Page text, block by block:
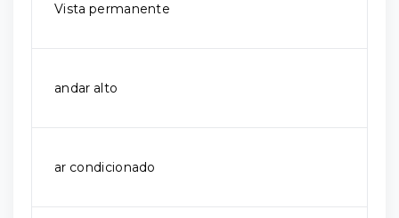
Vista permanente
andar alto
ar condicionado